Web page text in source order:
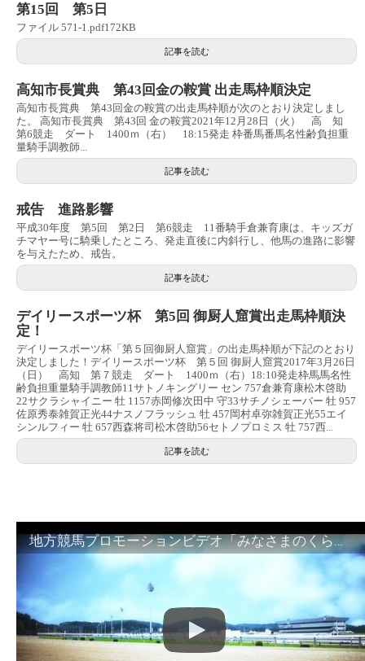
第15回 第5日
ファイル 571-1.pdf172KB
記事を読む
高知市長賞典 第43回金の鞍賞 出走馬枠順決定
高知市長賞典 第43回金の鞍賞の出走馬枠順が次のとおり決定しまし
た。 高知市長賞典 第43回 金の鞍賞2021年12月28日（火） 高 知
第6競走 ダート 1400ｍ（右） 18:15発走 枠番馬番馬名性齢負担重
量騎手調教師...
記事を読む
戒告 進路影響
平成30年度 第5回 第2日 第6競走 11番騎手倉兼育康は、キッズガ
チマヤー号に騎乗したところ、発走直後に内斜行し、他馬の進路に影響
を与えたため、戒告。
記事を読む
デイリースポーツ杯 第5回 御厨人窟賞出走馬枠順決
定！
デイリースポーツ杯「第５回御厨人窟賞」の出走馬枠順が下記のとおり
決定しました！デイリースポーツ杯 第５回 御厨人窟賞2017年3月26日
（日） 高知 第７競走 ダート 1400ｍ（右）18:10発走枠馬馬名性
齢負担重量騎手調教師11サトノキングリー セン 757倉兼育康松木啓助
22サクラシャイニー 牡 1157赤岡修次田中 守33サチノシェーバー 牡 957
佐原秀泰雑賀正光44ナスノフラッシュ 牡 457岡村卓弥雑賀正光55エイ
シンルフィー 牡 657西森将司松木啓助56セトノプロミス 牡 757西...
記事を読む
地方競馬プロモーションビデオ「みなさまのくらしのために」30秒篇｜NAR公式